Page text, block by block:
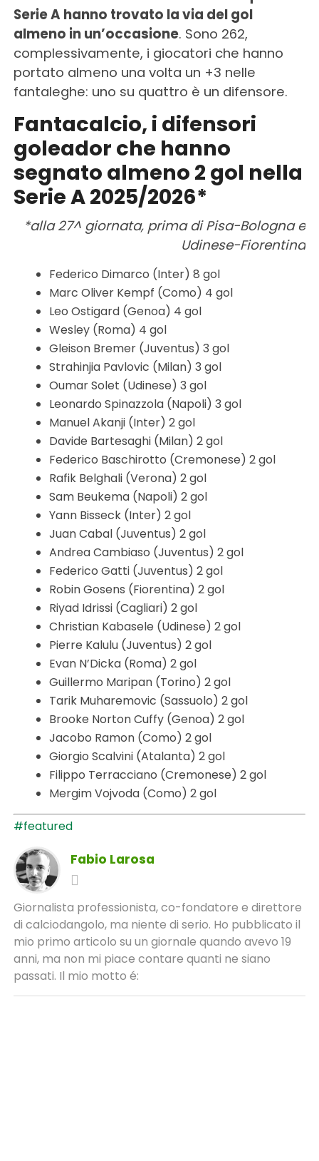
Serie A hanno trovato la via del gol
almeno in un’occasione. Sono 262,
complessivamente, i giocatori che hanno
portato almeno una volta un +3 nelle
fantaleghe: uno su quattro è un difensore.
Fantacalcio, i difensori
goleador che hanno
segnato almeno 2 gol nella
Serie A 2025/2026*
*alla 27^ giornata, prima di Pisa-Bologna e
Udinese-Fiorentina
Federico Dimarco (Inter) 8 gol
Marc Oliver Kempf (Como) 4 gol
Leo Ostigard (Genoa) 4 gol
Wesley (Roma) 4 gol
Gleison Bremer (Juventus) 3 gol
Strahinjia Pavlovic (Milan) 3 gol
Oumar Solet (Udinese) 3 gol
Leonardo Spinazzola (Napoli) 3 gol
Manuel Akanji (Inter) 2 gol
Davide Bartesaghi (Milan) 2 gol
Federico Baschirotto (Cremonese) 2 gol
Rafik Belghali (Verona) 2 gol
Sam Beukema (Napoli) 2 gol
Yann Bisseck (Inter) 2 gol
Juan Cabal (Juventus) 2 gol
Andrea Cambiaso (Juventus) 2 gol
Federico Gatti (Juventus) 2 gol
Robin Gosens (Fiorentina) 2 gol
Riyad Idrissi (Cagliari) 2 gol
Christian Kabasele (Udinese) 2 gol
Pierre Kalulu (Juventus) 2 gol
Evan N’Dicka (Roma) 2 gol
Guillermo Maripan (Torino) 2 gol
Tarik Muharemovic (Sassuolo) 2 gol
Brooke Norton Cuffy (Genoa) 2 gol
Jacobo Ramon (Como) 2 gol
Giorgio Scalvini (Atalanta) 2 gol
Filippo Terracciano (Cremonese) 2 gol
Mergim Vojvoda (Como) 2 gol
#featured
Fabio Larosa
Giornalista professionista, co-fondatore e direttore
di calciodangolo, ma niente di serio. Ho pubblicato il
mio primo articolo su un giornale quando avevo 19
anni, ma non mi piace contare quanti ne siano
passati. Il mio motto é: